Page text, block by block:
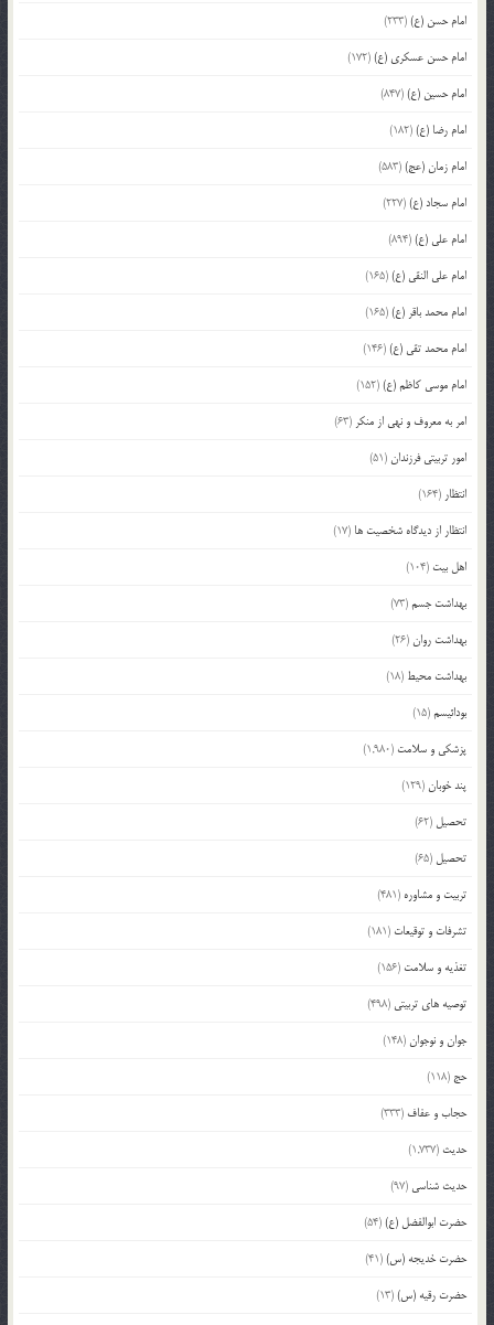
امام حسن (ع)(233)
امام حسن عسکری (ع)(172)
امام حسین (ع)(847)
امام رضا (ع)(182)
امام زمان (عج)(583)
امام سجاد (ع)(227)
امام علی (ع)(894)
امام علی النقی (ع)(165)
امام محمد باقر (ع)(165)
امام محمد تقی (ع)(146)
امام موسی کاظم (ع)(152)
امر به معروف و نهی از منکر (63)
امور تربیتی فرزندان(51)
انتظار (164)
انتظار از دیدگاه شخصیت ها (17)
اهل بیت (104)
بهداشت جسم(73)
بهداشت روان(26)
بهداشت محیط (18)
بودائیسم(15)
پزشکی و سلامت (1,980)
پند خوبان(129)
تحصیل (62)
تحصیل (65)
تربیت و مشاوره (481)
تشرفات و توقیعات (181)
تغذیه و سلامت (156)
توصیه های تربیتی (498)
جوان و نوجوان(148)
حج (118)
حجاب و عفاف (333)
حدیث (1,737)
حدیث شناسی (97)
حضرت ابوالفضل (ع)(54)
حضرت خدیجه (س)(41)
حضرت رقیه (س)(13)